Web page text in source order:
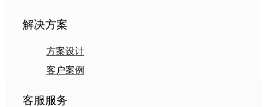
解决方案
方案设计
客户案例
客服服务